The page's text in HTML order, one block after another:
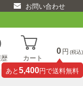
お問い合わせ
カート
0 円 (税込)
あと 5,400円で送料無料